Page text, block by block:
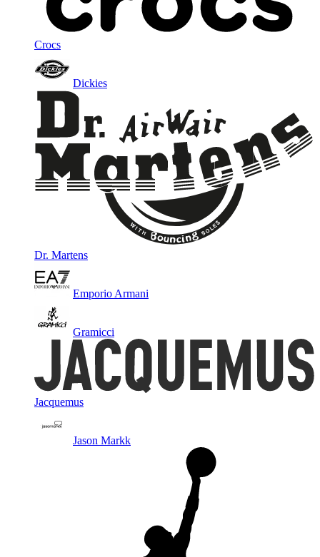
Crocs
Dickies
Dr. Martens
Emporio Armani
Gramicci
Jacquemus
Jason Markk